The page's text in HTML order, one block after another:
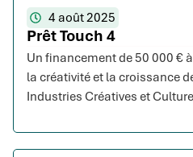
4 août 2025
Prêt Touch 4
Un financement de 50 000 €
la créativité et la croissance
Industries Créatives et